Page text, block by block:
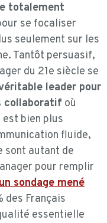
totalement
se focaliser
seulement sur les
Tantôt persuasif,
du 21e siècle se
leader pour
collaboratif où
bien plus
fluide,
sont autant de
pour remplir
sondage mené
des Français
essentielle